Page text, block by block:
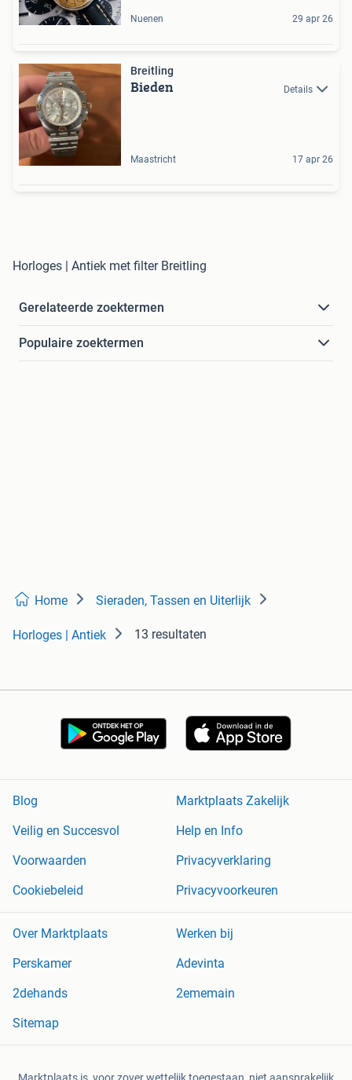
Nuenen 29 apr 26
Breitling
Bieden Details
Maastricht 17 apr 26
Horloges | Antiek met filter Breitling
Gerelateerde zoektermen
Populaire zoektermen
Home Sieraden, Tassen en Uiterlijk
Horloges | Antiek 13 resultaten
Blog
Marktplaats Zakelijk
Veilig en Succesvol
Help en Info
Voorwaarden
Privacyverklaring
Cookiebeleid
Privacyvoorkeuren
Over Marktplaats
Werken bij
Perskamer
Adevinta
2dehands
2ememain
Sitemap